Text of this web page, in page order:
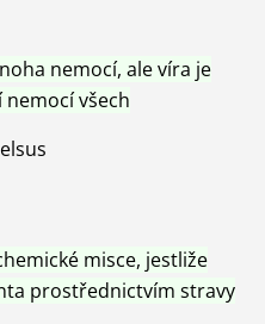
nemocí, ale víra je
všech
misce, jestliže
prostřednictvím stravy